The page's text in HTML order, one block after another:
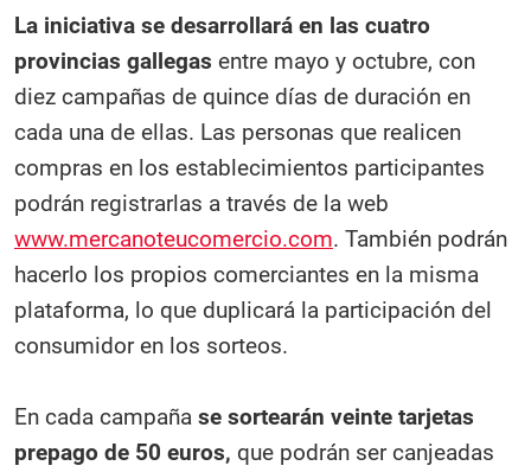
La iniciativa se desarrollará en las cuatro
provincias gallegas entre mayo y octubre, con
diez campañas de quince días de duración en
cada una de ellas. Las personas que realicen
compras en los establecimientos participantes
podrán registrarlas a través de la web
www.mercanoteucomercio.com. También podrán
hacerlo los propios comerciantes en la misma
plataforma, lo que duplicará la participación del
consumidor en los sorteos.
En cada campaña se sortearán veinte tarjetas
prepago de 50 euros, que podrán ser canjeadas